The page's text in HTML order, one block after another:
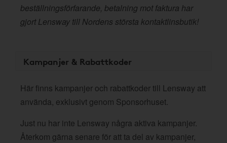
beställningsförfarande, betalning mot faktura har
gjort Lensway till Nordens största kontaktlinsbutik!
Kampanjer & Rabattkoder
Här finns kampanjer och rabattkoder till Lensway att
använda, exklusivt genom Sponsorhuset.
Just nu har inte Lensway några aktiva kampanjer.
Återkom gärna senare för att ta del av kampanjer,